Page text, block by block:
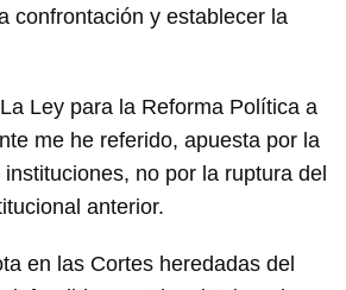
confrontación y establecer la
Ley para la Reforma Política a
me he referido, apuesta por la
no por la ruptura del
anterior.
en las Cortes heredadas del